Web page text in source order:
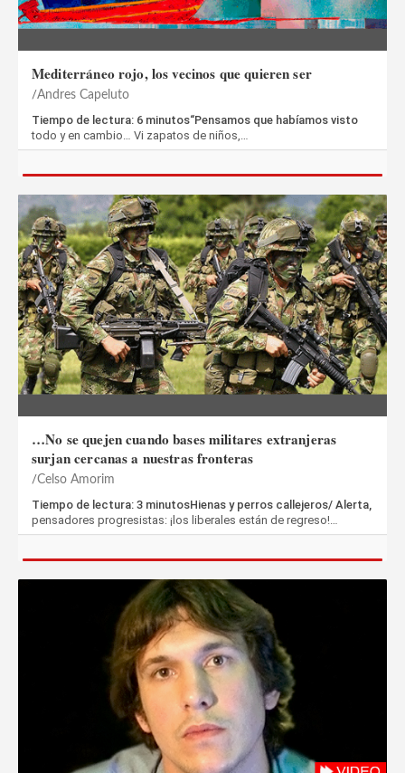
Mediterráneo rojo, los vecinos que quieren ser
Andres Capeluto
Tiempo de lectura: 6 minutos“Pensamos que habíamos visto
todo y en cambio… Vi zapatos de niños,…
…No se quejen cuando bases militares extranjeras
surjan cercanas a nuestras fronteras
Celso Amorim
Tiempo de lectura: 3 minutosHienas y perros callejeros/ Alerta,
pensadores progresistas: ¡los liberales están de regreso!…